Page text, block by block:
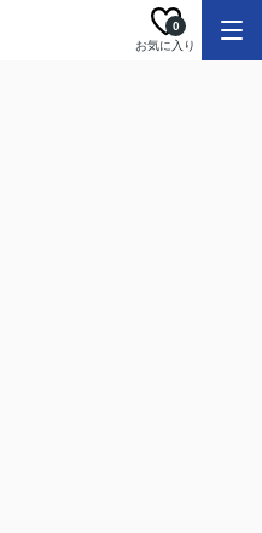
お気に入り
0